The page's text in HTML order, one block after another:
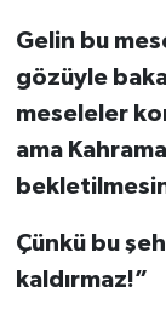
Gelin bu
gözüyle
meseleler
ama
Çünkü bu
kaldırmaz!”